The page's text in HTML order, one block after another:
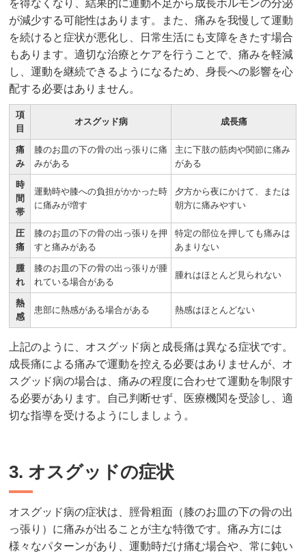
を得なくなり、結果的に運動不足から成長ホルモンの分泌
が減少する可能性はあります。また、痛みを我慢して運動
を続けると症状が悪化し、日常生活にも支障をきたす場合
もあります。適切な治療とケアを行うことで、痛みを軽減
し、運動を継続できるようになるため、身長への影響を心
配する必要はありません。
項
目
オスグッド病 成長痛
痛
み
膝のお皿の下の骨の出っ張りに痛
みがある
主に下肢の筋肉や関節に痛み
がある
時
間
帯
運動時や膝への負担がかかった時
に痛みが増す
夕方から夜にかけて、または
朝方に痛みやすい
圧
痛
膝のお皿の下の骨の出っ張りを押
すと痛みがある
特定の部位を押しても痛みは
あまりない
腫
れ
膝のお皿の下の骨の出っ張りが腫
れている場合がある
腫れはほとんど見られない
熱
感
患部に熱感がある場合がある 熱感はほとんどない
上記のように、オスグッド病と成長痛は異なる症状です。
成長痛による痛みで運動を控える必要はありませんが、オ
スグッド病の場合は、痛みの程度に合わせて運動を制限す
る必要があります。自己判断せず、医療機関を受診し、適
切な指導を受けるようにしましょう。
3. オスグッドの症状
オスグッド病の症状は、脛骨粗面（膝のお皿の下の骨の出
っ張り）に痛みが出ることが主な特徴です。痛み方には
様々なパターンがあり、運動時だけ痛む場合や、常に鈍い